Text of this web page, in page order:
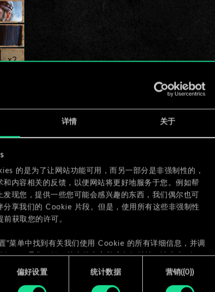
详情 关于
的是为了让网站功能可用，而另一部分是非强制性的，
和内容相关的反馈，以便网站将更好地服务于您。例如帮
发现您，提供一些您可能会感兴趣的东西，我们偶尔也可
分享我们的 Cookie 片段。但是，使用所有这些非强制性
获取您的许可。
"菜单中找到有关我们使用 Cookie 的所有详细信息，并调
。一旦您了解了其中的内容并准备好继续，请点击"确
偏好设置 统计数据 营销({0})
x2
x2